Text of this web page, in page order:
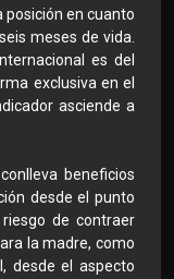
posición en cuanto
meses de vida.
es del
exclusiva en el
asciende a
beneficios
desde el punto
de contraer
la madre, como
desde el aspecto